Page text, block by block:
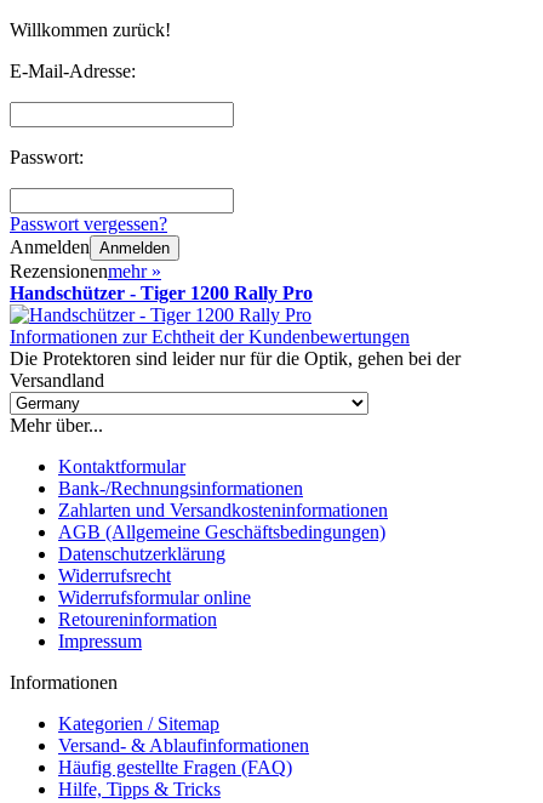
Willkommen zurück!
E-Mail-Adresse:
Passwort:
Passwort vergessen?
Anmelden Anmelden
Rezensionenmehr »
Handschützer - Tiger 1200 Rally Pro
Informationen zur Echtheit der Kundenbewertungen
Die Protektoren sind leider nur für die Optik, gehen bei der
Versandland
Mehr über...
Kontaktformular
Bank-/Rechnungsinformationen
Zahlarten und Versandkosteninformationen
AGB (Allgemeine Geschäftsbedingungen)
Datenschutzerklärung
Widerrufsrecht
Widerrufsformular online
Retoureninformation
Impressum
Informationen
Kategorien / Sitemap
Versand- & Ablaufinformationen
Häufig gestellte Fragen (FAQ)
Hilfe, Tipps & Tricks